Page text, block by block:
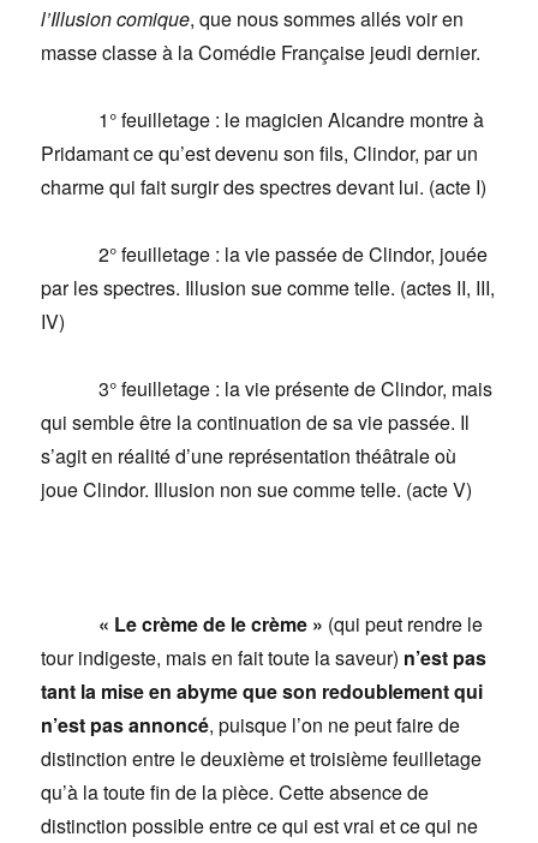
l’Illusion comique, que nous sommes allés voir en
masse classe à la Comédie Française jeudi dernier.
1° feuilletage : le magicien Alcandre montre à
Pridamant ce qu’est devenu son fils, Clindor, par un
charme qui fait surgir des spectres devant lui. (acte I)
2° feuilletage : la vie passée de Clindor, jouée
par les spectres. Illusion sue comme telle. (actes II, III,
IV)
3° feuilletage : la vie présente de Clindor, mais
qui semble être la continuation de sa vie passée. Il
s’agit en réalité d’une représentation théâtrale où
joue Clindor. Illusion non sue comme telle. (acte V)
« Le crème de le crème » (qui peut rendre le
tour indigeste, mais en fait toute la saveur) n’est pas
tant la mise en abyme que son redoublement qui
n’est pas annoncé, puisque l’on ne peut faire de
distinction entre le deuxième et troisième feuilletage
qu’à la toute fin de la pièce. Cette absence de
distinction possible entre ce qui est vrai et ce qui ne